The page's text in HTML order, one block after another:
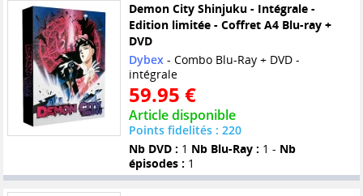
Demon City Shinjuku - Intégrale -
Edition limitée - Coffret A4 Blu-ray +
DVD
Dybex- Combo Blu-Ray + DVD -
intégrale
59.95 €
Article disponible
Points fidelités : 220
Nb DVD : 1 Nb Blu-Ray : 1 - Nb
épisodes : 1